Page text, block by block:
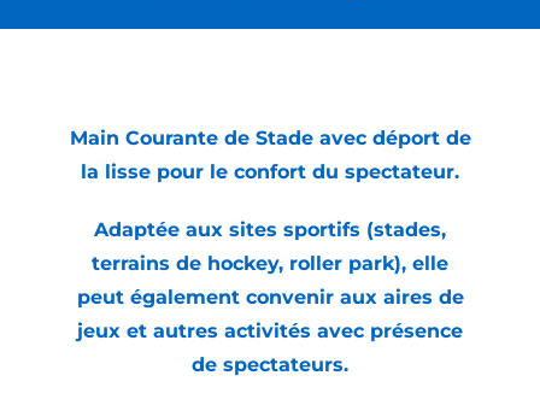
Main Courante de Stade avec déport de
la lisse pour le confort du spectateur.
Adaptée aux sites sportifs (stades,
terrains de hockey, roller park), elle
peut également convenir aux aires de
jeux et autres activités avec présence
de spectateurs.